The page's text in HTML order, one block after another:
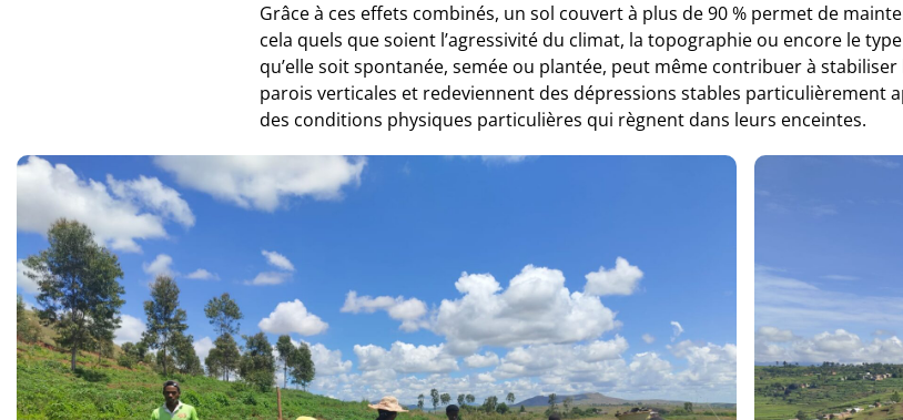
Grâce à ces effets combinés, un sol couvert à plus de 90 % permet de
cela quels que soient l’agressivité du climat, la topographie ou encore le
qu’elle soit spontanée, semée ou plantée, peut même contribuer à
parois verticales et redeviennent des dépressions stables particulièrement
des conditions physiques particulières qui règnent dans leurs enceintes.